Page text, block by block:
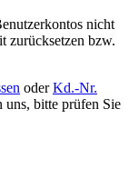
nicht
zurücksetzen bzw.
oderKd.-Nr.
uns, bitte prüfen Sie